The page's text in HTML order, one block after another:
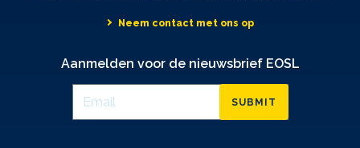
Neem contact met ons op
Aanmelden voor de nieuwsbrief EOSL
SUBMIT